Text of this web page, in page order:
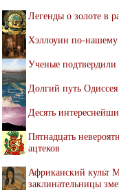
Легенды о золоте в
Хэллоуин по-
Ученые
Долгий путь
Десять
Пятнадцать
ацтеков
Африканский культ
заклинательницы